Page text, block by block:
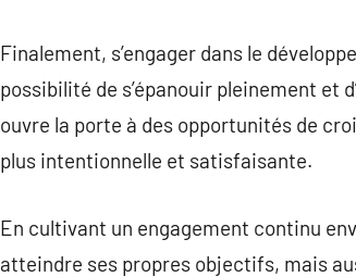
Finalement, s’engager dans le
possibilité de s’épanouir pleinement et
ouvre la porte à des opportunités de
plus intentionnelle et satisfaisante.
En cultivant un engagement continu
atteindre ses propres objectifs, mais